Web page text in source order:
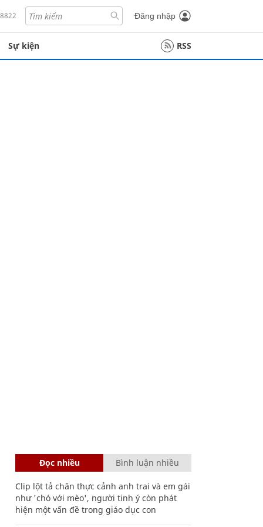
Đăng nhập
Sự kiện RSS
Đọc nhiều Bình luận nhiều
Clip lột tả chân thực cảnh anh trai và em gái
như 'chó với mèo', người tinh ý còn phát
hiện một vấn đề trong giáo dục con